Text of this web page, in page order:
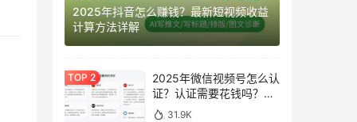
2025年抖音怎么赚钱？最新短视频收益
计算方法详解
2025年微信视频号怎么认
证？认证需要花钱吗？最
新完整指南
31.9K